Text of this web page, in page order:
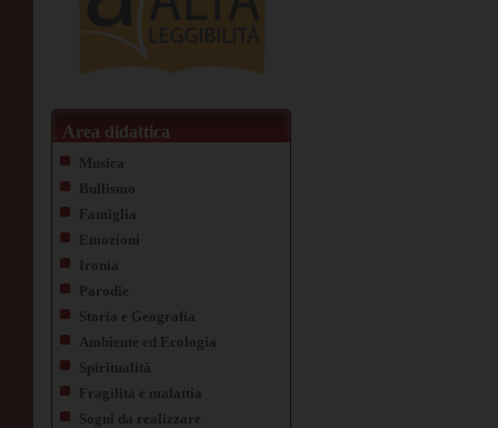
Area didattica
Musica
Bullismo
Famiglia
Emozioni
Ironia
Parodie
Storia e Geografia
Ambiente ed Ecologia
Spiritualità
Fragilità e malattia
Sogni da realizzare